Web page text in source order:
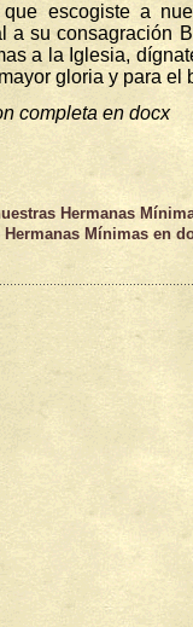
escogiste a
a su consagración
a la Iglesia,
gloria y para el
completa en docx
Hermanas
Mínimas en